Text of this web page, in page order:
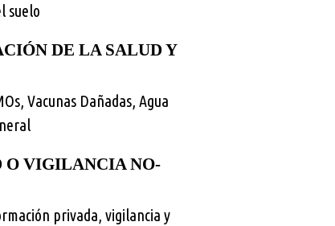
suelo
DE LA SALUD Y
Vacunas Dañadas, Agua
O VIGILANCIA NO-
privada, vigilancia y